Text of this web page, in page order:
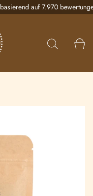
basierend auf 7.970